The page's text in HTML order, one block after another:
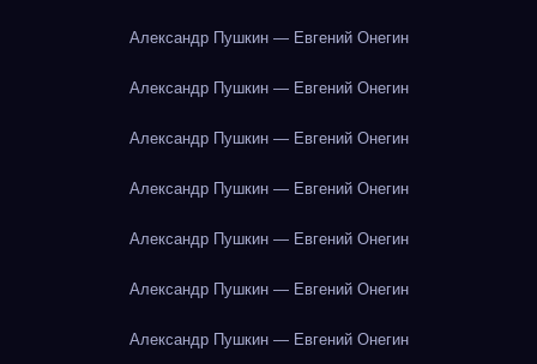
Александр Пушкин — Евгений Онегин
Александр Пушкин — Евгений Онегин
Александр Пушкин — Евгений Онегин
Александр Пушкин — Евгений Онегин
Александр Пушкин — Евгений Онегин
Александр Пушкин — Евгений Онегин
Александр Пушкин — Евгений Онегин